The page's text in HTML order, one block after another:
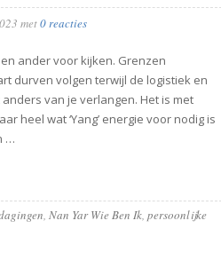
met0 reacties
ander voor kijken. Grenzen
durven volgen terwijl de logistiek en
van je verlangen. Het is met
heel wat ‘Yang’ energie voor nodig is
…
, Nan Yar Wie Ben Ik, persoonlijke